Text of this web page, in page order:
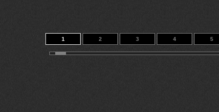
1 2 3 4 5
11 12 13 14 35